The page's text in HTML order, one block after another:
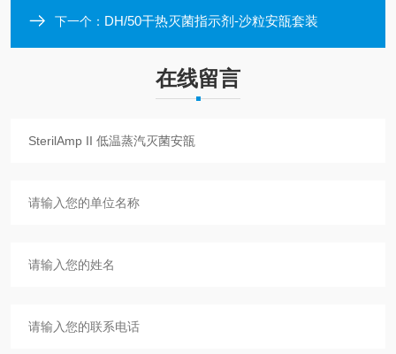
下一个： DH/50干热灭菌指示剂-沙粒安瓿套装
在线留言